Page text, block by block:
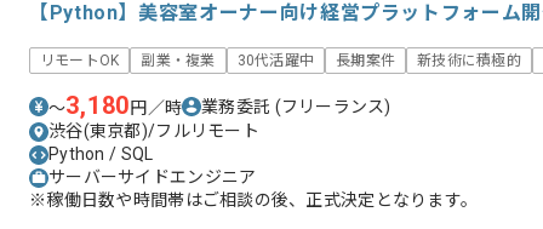
【Python】美容室オーナー向け経営プラットフォーム
リモートOK 副業・複業 30代活躍中 長期案件 新技術に積極的
〜3,180円／時 業務委託 (フリーランス)
渋谷(東京都)/フルリモート
Python / SQL
サーバーサイドエンジニア
※稼働日数や時間帯はご相談の後、正式決定となります。